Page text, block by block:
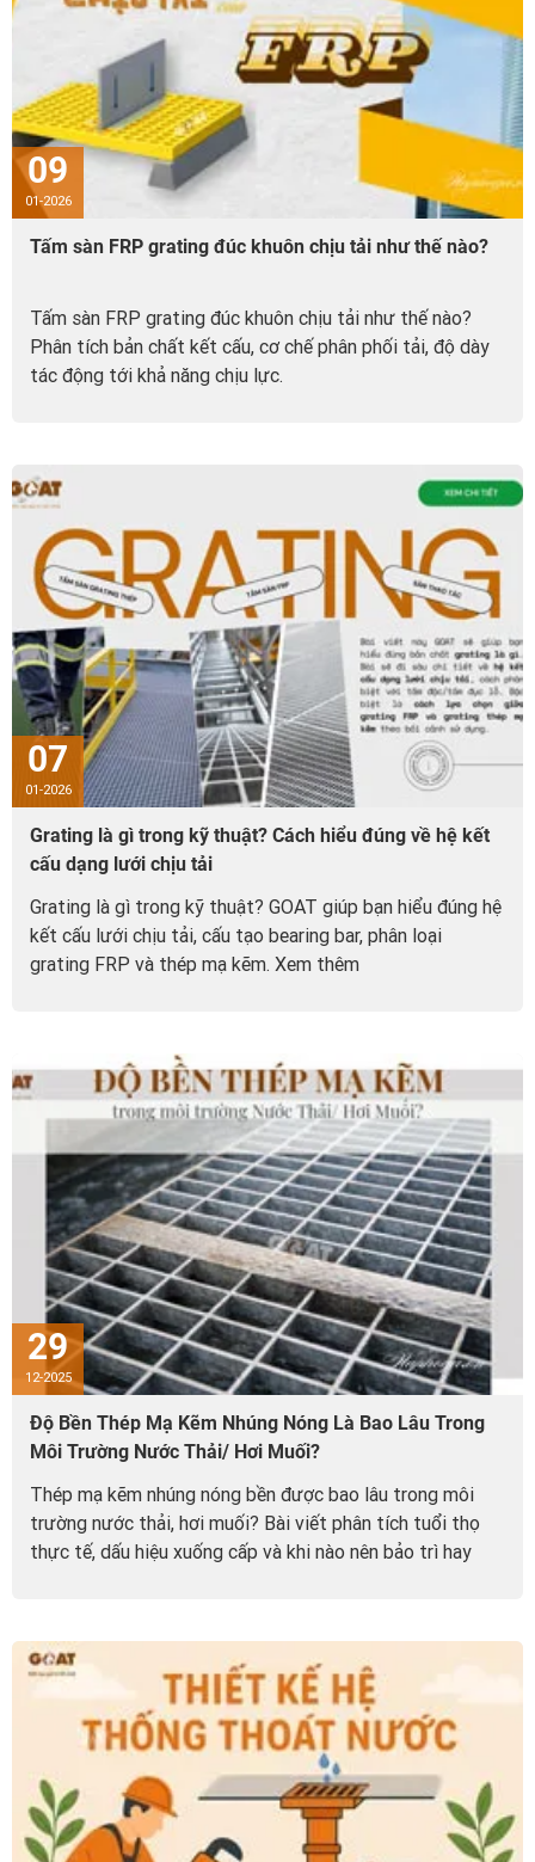
09
01-2026
Tấm sàn FRP grating đúc khuôn chịu tải như thế nào?
Tấm sàn FRP grating đúc khuôn chịu tải như thế nào?
Phân tích bản chất kết cấu, cơ chế phân phối tải, độ dày
tác động tới khả năng chịu lực.
07
01-2026
Grating là gì trong kỹ thuật? Cách hiểu đúng về hệ kết
cấu dạng lưới chịu tải
Grating là gì trong kỹ thuật? GOAT giúp bạn hiểu đúng hệ
kết cấu lưới chịu tải, cấu tạo bearing bar, phân loại
grating FRP và thép mạ kẽm. Xem thêm
29
12-2025
Độ Bền Thép Mạ Kẽm Nhúng Nóng Là Bao Lâu Trong
Môi Trường Nước Thải/ Hơi Muối?
Thép mạ kẽm nhúng nóng bền được bao lâu trong môi
trường nước thải, hơi muối? Bài viết phân tích tuổi thọ
thực tế, dấu hiệu xuống cấp và khi nào nên bảo trì hay